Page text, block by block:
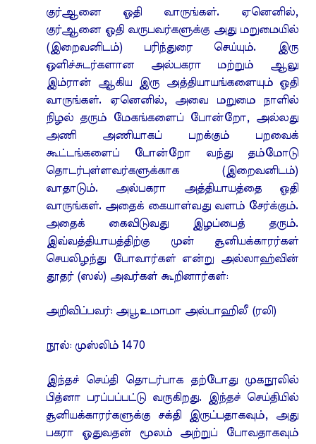
குர்ஆனை ஓதி வாருங்கள். ஏனெனில்,
குர்ஆனை ஓதி வருபவர்களுக்கு அது மறுமையில்
(இறைவனிடம்) பரிந்துரை செய்யும். இரு
ஒளிச்சுடர்களான அல்பகரா மற்றும் ஆலு
இம்ரான் ஆகிய இரு அத்தியாயங்களையும் ஓதி
வாருங்கள். ஏனெனில், அவை மறுமை நாளில்
நிழல் தரும் மேகங்களைப் போன்றோ, அல்லது
அணி அணியாகப் பறக்கும் பறவைக்
கூட்டங்களைப் போன்றோ வந்து தம்மோடு
தொடர்புள்ளவர்களுக்காக (இறைவனிடம்)
வாதாடும். அல்பகரா அத்தியாயத்தை ஓதி
வாருங்கள். அதைக் கையாள்வது வளம் சேர்க்கும்.
அதைக் கைவிடுவது இழப்பைத் தரும்.
இவ்வத்தியாயத்திற்கு முன் சூனியக்காரர்கள்
செயலிழந்து போவார்கள் என்று அல்லாஹ்வின்
தூதர் (ஸல்) அவர்கள் கூறினார்கள்:
அறிவிப்பவர்: அபூஉமாமா அல்பாஹிலீ (ரலி)
நூல்: முஸ்லிம் 1470
இந்தச் செய்தி தொடர்பாக தற்போது முகநூலில்
பித்னா பரப்பப்பட்டு வருகிறது. இந்தச் செய்தியில்
சூனியக்காரர்களுக்கு சக்தி இருப்பதாகவும், அது
பகரா ஓதுவதன் மூலம் அற்றுப் போவதாகவும்